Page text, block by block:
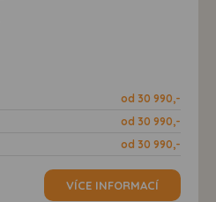
od 30 990,-
od 30 990,-
od 30 990,-
VÍCE INFORMACÍ